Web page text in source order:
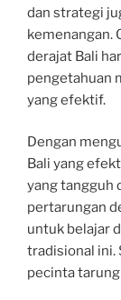
dan strategi
kemenangan.
derajat Bali
pengetahuan
yang efektif.
Dengan
Bali yang
yang tangguh
pertarungan
untuk belajar
tradisional ini.
pecinta